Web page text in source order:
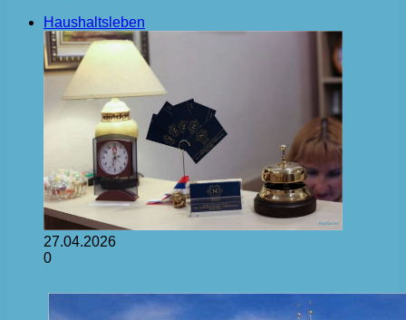
Haushaltsleben
27.04.2026
0